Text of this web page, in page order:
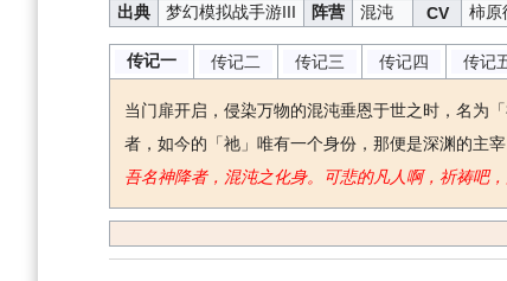
出典
梦幻模拟战手游III 阵营 混沌 CV 柿原
传记一 传记二 传记三 传记四 传记
当门扉开启，侵染万物的混沌垂恩于世之时，名为
者，如今的「祂」唯有一个身份，那便是深渊的主宰
吾名神降者，混沌之化身。可悲的凡人啊，祈祷吧